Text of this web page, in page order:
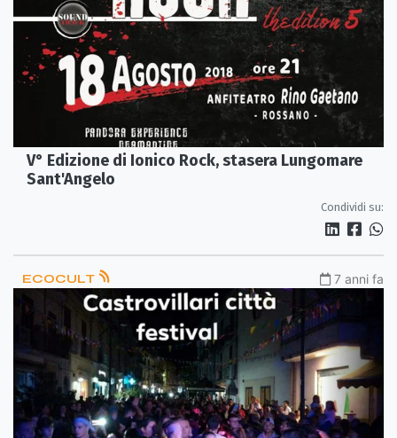
V° Edizione di Ionico Rock, stasera Lungomare
Sant'Angelo
Condividi su:
ECOCULT 7 anni fa